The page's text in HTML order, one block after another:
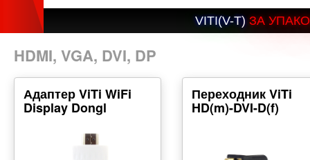
VITI(V-T) ЗА УПАКО
HDMI, VGA, DVI, DP
Адаптер ViTi WiFi
Display Dongl
Переходник ViTi
HD(m)-DVI-D(f)